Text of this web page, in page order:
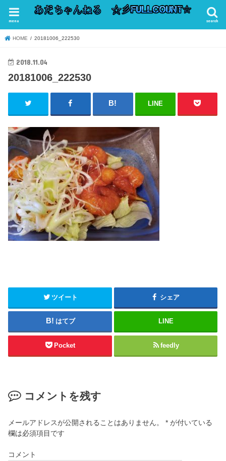
search
menu
HOME 20181006_222530
2018.11.04
20181006_222530
LINE
ツイート シェア
はてブ LINE
Pocket feedly
コメントを残す
メールアドレスが公開されることはありません。 * が付いている
欄は必須項目です
コメント